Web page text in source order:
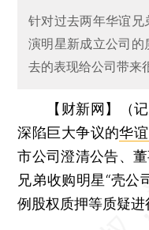
针对过去两年华谊
演明星新成立公司
去的表现给公司带来
【财新网】（
深陷巨大争议的华
市公司澄清公告、
兄弟收购明星“壳公
例股权质押等质疑进